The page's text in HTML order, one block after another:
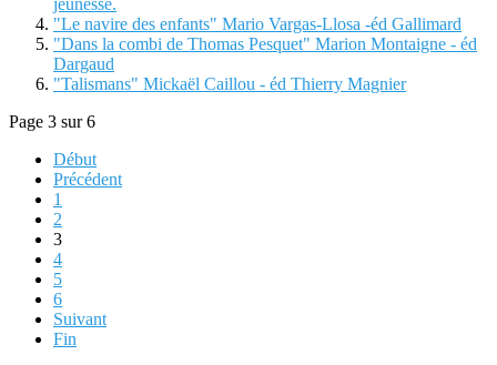
jeunesse.
"Le navire des enfants" Mario Vargas-Llosa -éd Gallimard
"Dans la combi de Thomas Pesquet" Marion Montaigne - éd
Dargaud
"Talismans" Mickaël Caillou - éd Thierry Magnier
Page 3 sur 6
Début
Précédent
1
2
3
4
5
6
Suivant
Fin